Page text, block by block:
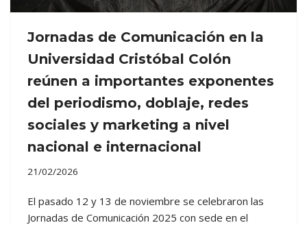
Jornadas de Comunicación en la
Universidad Cristóbal Colón
reúnen a importantes exponentes
del periodismo, doblaje, redes
sociales y marketing a nivel
nacional e internacional
21/02/2026
El pasado 12 y 13 de noviembre se celebraron las
Jornadas de Comunicación 2025 con sede en el